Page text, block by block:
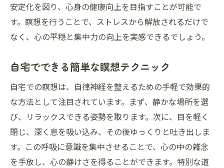
安定化を図り、心身の健康向上を目指すことが可能で
す。瞑想を行うことで、ストレスから解放されるだけで
なく、心の平穏と集中力の向上を実感できるでしょう。
自宅でできる簡単な瞑想テクニック
自宅での瞑想は、自律神経を整えるための手軽で効果的
な方法として注目されています。まず、静かな場所を選
び、リラックスできる姿勢を取ります。次に、目を軽く
閉じ、深く息を吸い込み、その後ゆっくりと吐き出しま
す。この呼吸に意識を集中させることで、心の中の雑念
を手放し、心の静けさを得ることができます。特別な道